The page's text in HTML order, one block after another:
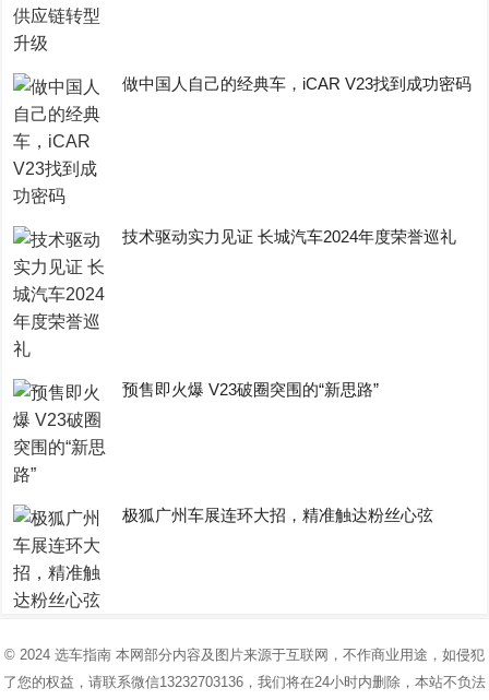
做中国人自己的经典车，iCAR V23找到成功密码
技术驱动实力见证 长城汽车2024年度荣誉巡礼
预售即火爆 V23破圈突围的“新思路”
极狐广州车展连环大招，精准触达粉丝心弦
© 2024 选车指南本网部分内容及图片来源于互联网，不作商业用途，如侵犯
了您的权益，请联系微信13232703136，我们将在24小时内删除，本站不负法